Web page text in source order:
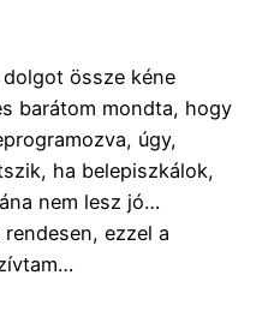
össze kéne
barátom mondta, hogy
úgy,
ha belepiszkálok,
nem lesz jó…
ezzel a